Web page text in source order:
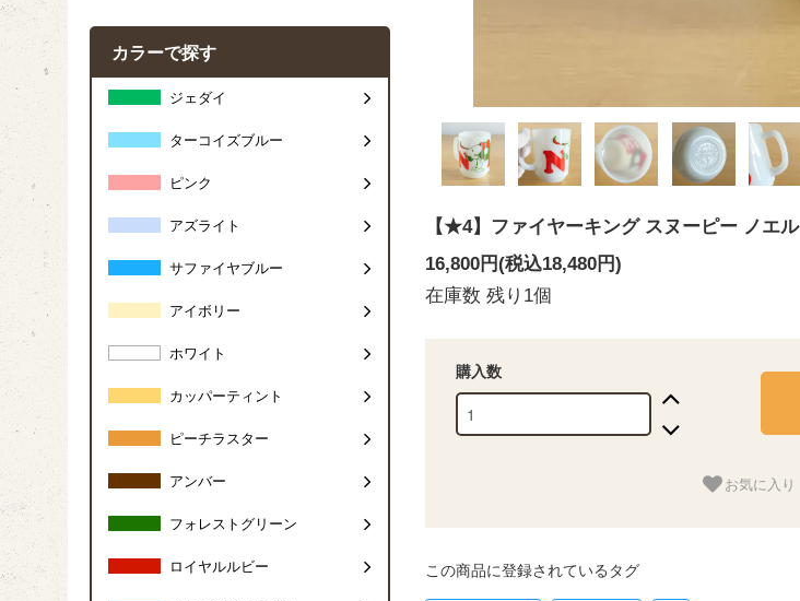
【★4】ファイヤーキング スヌーピー ノエル
16,800円(税込18,480円)
在庫数 残り1個
購入数
お気に入り
この商品に登録されているタグ
カラーで探す
ジェダイ
ターコイズブルー
ピンク
アズライト
サファイヤブルー
アイボリー
ホワイト
カッパーティント
ピーチラスター
アンバー
フォレストグリーン
ロイヤルルビー